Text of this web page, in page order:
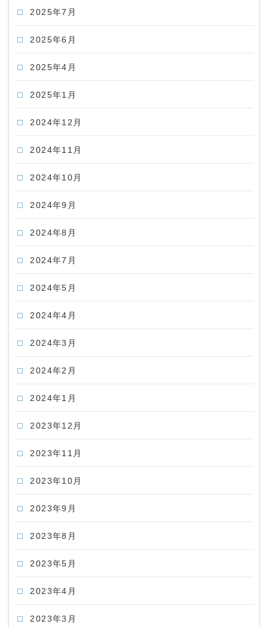
2025年7月
2025年6月
2025年4月
2025年1月
2024年12月
2024年11月
2024年10月
2024年9月
2024年8月
2024年7月
2024年5月
2024年4月
2024年3月
2024年2月
2024年1月
2023年12月
2023年11月
2023年10月
2023年9月
2023年8月
2023年5月
2023年4月
2023年3月